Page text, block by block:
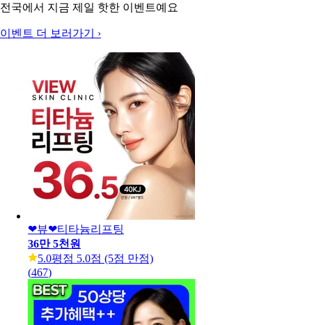
전국에서 지금 제일 핫한 이벤트예요
이벤트 더 보러가기 ›
❤뷰❤티타늄리프팅
36만 5천원
5.0평점 5.0점 (5점 만점)
(467)